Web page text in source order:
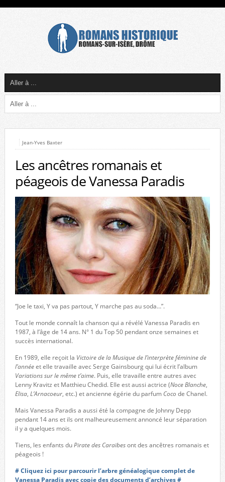
Jean-Yves Baxter
Les ancêtres romanais et
péageois de Vanessa Paradis
“Joe le taxi, Y va pas partout, Y marche pas au soda…”.
Tout le monde connaît la chanson qui a révélé Vanessa Paradis en
1987, à l’âge de 14 ans. N° 1 du Top 50 pendant onze semaines et
succès international.
En 1989, elle reçoit la Victoire de la Musique de l’interprète féminine de
l’annéeet elle travaille avec Serge Gainsbourg qui lui écrit l’album
Variations sur le même t’aime. Puis, elle travaille entre autres avec
Lenny Kravitz et Matthieu Chedid. Elle est aussi actrice (Noce Blanche,
Elisa, L’Arnacoeur, etc.) et ancienne égérie du parfum Coco de Chanel.
Mais Vanessa Paradis a aussi été la compagne de Johnny Depp
pendant 14 ans et ils ont malheureusement annoncé leur séparation
il y a quelques mois.
Tiens, les enfants duPirate des Caraïbesont des ancêtres romanais et
péageois !
# Cliquez ici pour parcourir l’arbre généalogique complet de
Vanessa Paradis avec copie des documents d’archives #